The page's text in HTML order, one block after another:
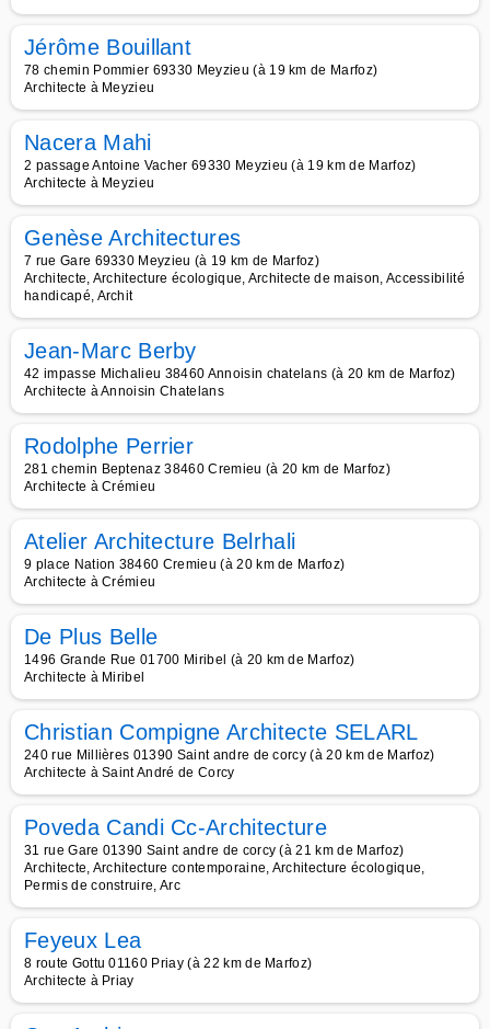
Jérôme Bouillant
78 chemin Pommier 69330 Meyzieu (à 19 km de Marfoz)
Architecte à Meyzieu
Nacera Mahi
2 passage Antoine Vacher 69330 Meyzieu (à 19 km de Marfoz)
Architecte à Meyzieu
Genèse Architectures
7 rue Gare 69330 Meyzieu (à 19 km de Marfoz)
Architecte, Architecture écologique, Architecte de maison, Accessibilité
handicapé, Archit
Jean-Marc Berby
42 impasse Michalieu 38460 Annoisin chatelans (à 20 km de Marfoz)
Architecte à Annoisin Chatelans
Rodolphe Perrier
281 chemin Beptenaz 38460 Cremieu (à 20 km de Marfoz)
Architecte à Crémieu
Atelier Architecture Belrhali
9 place Nation 38460 Cremieu (à 20 km de Marfoz)
Architecte à Crémieu
De Plus Belle
1496 Grande Rue 01700 Miribel (à 20 km de Marfoz)
Architecte à Miribel
Christian Compigne Architecte SELARL
240 rue Millières 01390 Saint andre de corcy (à 20 km de Marfoz)
Architecte à Saint André de Corcy
Poveda Candi Cc-Architecture
31 rue Gare 01390 Saint andre de corcy (à 21 km de Marfoz)
Architecte, Architecture contemporaine, Architecture écologique,
Permis de construire, Arc
Feyeux Lea
8 route Gottu 01160 Priay (à 22 km de Marfoz)
Architecte à Priay